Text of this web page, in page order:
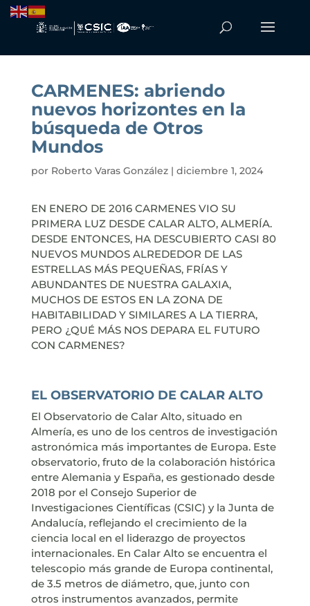
CARMENES: abriendo
nuevos horizontes en la
búsqueda de Otros
Mundos
por Roberto Varas González| diciembre 1, 2024
EN ENERO DE 2016 CARMENES VIO SU
PRIMERA LUZ DESDE CALAR ALTO, ALMERÍA.
DESDE ENTONCES, HA DESCUBIERTO CASI 80
NUEVOS MUNDOS ALREDEDOR DE LAS
ESTRELLAS MÁS PEQUEÑAS, FRÍAS Y
ABUNDANTES DE NUESTRA GALAXIA,
MUCHOS DE ESTOS EN LA ZONA DE
HABITABILIDAD Y SIMILARES A LA TIERRA,
PERO ¿QUÉ MÁS NOS DEPARA EL FUTURO
CON CARMENES?
EL OBSERVATORIO DE CALAR ALTO
El Observatorio de Calar Alto, situado en
Almería, es uno de los centros de investigación
astronómica más importantes de Europa. Este
observatorio, fruto de la colaboración histórica
entre Alemania y España, es gestionado desde
2018 por el Consejo Superior de
Investigaciones Científicas (CSIC) y la Junta de
Andalucía, reflejando el crecimiento de la
ciencia local en el liderazgo de proyectos
internacionales. En Calar Alto se encuentra el
telescopio más grande de Europa continental,
de 3.5 metros de diámetro, que, junto con
otros instrumentos avanzados, permite